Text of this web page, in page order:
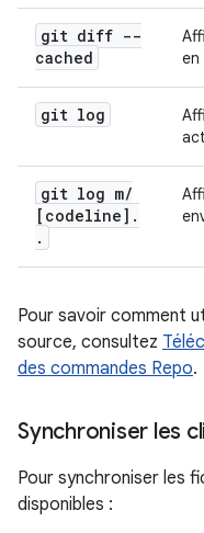
git diff --
cached
en
git log
git log m/
[codeline] .
.
Pour savoir comment
source, consultez
des commandes Repo.
Synchroniser les
Pour synchroniser les
disponibles :